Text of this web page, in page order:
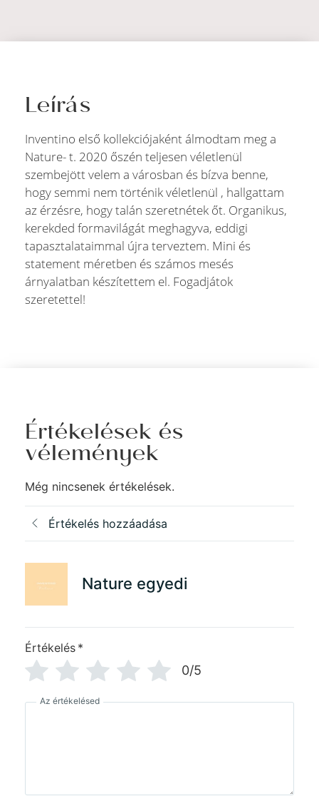
Leírás
Inventino első kollekciójaként álmodtam meg a
Nature- t. 2020 őszén teljesen véletlenül
szembejött velem a városban és bízva benne,
hogy semmi nem történik véletlenül , hallgattam
az érzésre, hogy talán szeretnétek őt. Organikus,
kerekded formavilágát meghagyva, eddigi
tapasztalataimmal újra terveztem. Mini és
statement méretben és számos mesés
árnyalatban készítettem el. Fogadjátok
szeretettel!
Értékelések és
vélemények
Még nincsenek értékelések.
Értékelés hozzáadása
Nature egyedi
Értékelés *
0/5
Az értékelésed